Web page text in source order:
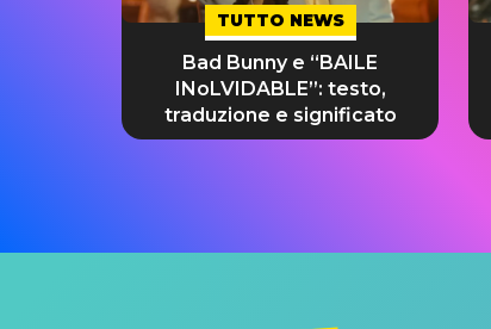
TUTTO NEWS
Bad Bunny e “BAILE
INoLVIDABLE”: testo,
traduzione e significato